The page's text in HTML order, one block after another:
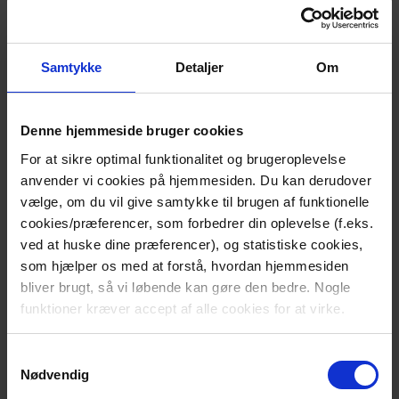
Samtykke Detaljer Om
Denne hjemmeside bruger cookies
For at sikre optimal funktionalitet og brugeroplevelse
anvender vi cookies på hjemmesiden. Du kan derudover
vælge, om du vil give samtykke til brugen af funktionelle
cookies/præferencer, som forbedrer din oplevelse (f.eks.
ved at huske dine præferencer), og statistiske cookies,
som hjælper os med at forstå, hvordan hjemmesiden
bliver brugt, så vi løbende kan gøre den bedre. Nogle
funktioner kræver accept af alle cookies for at virke.
Nødvendig
Vi afholder en årlig
pårørendedag
En dag, hvor vi mindes donorerne og
takker familierne for, at de traf eller
støttede op om en vigtig beslutning i